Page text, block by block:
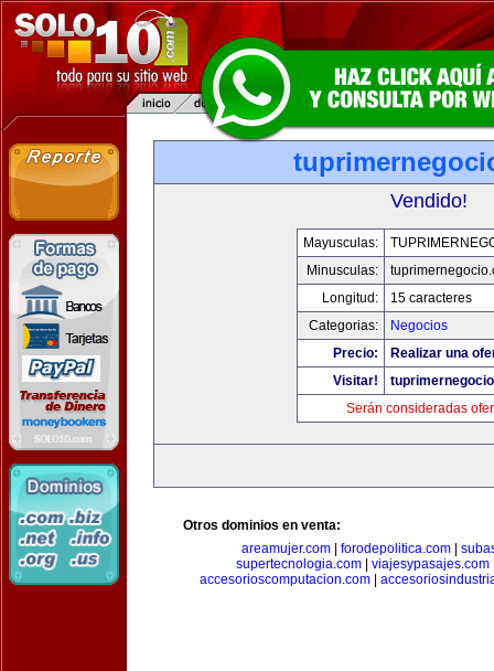
Vendido!
Mayusculas:
Minusculas:
Longitud:
15 caracteres
Categorias:
Negocios
Precio:
Realizar una
Visitar!
Serán consideradas
Otros dominios en venta:
areamujer.com
forodepolitica.com
supertecnologia.com| viajesypasajes.com
accesorioscomputacion.com